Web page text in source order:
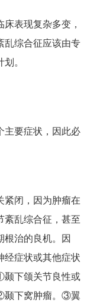
表现复杂多变，
乱综合征应该由专
。
主要症状，因此必
紧闭，因为肿瘤在
紊乱综合征，甚至
根治的良机。因
经症状或其他症状
下颌关节良性或
颞下窝肿瘤。③翼